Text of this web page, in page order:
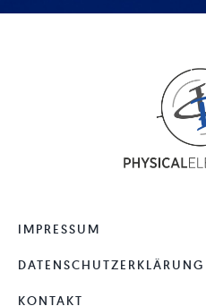
IMPRESSUM
DATENSCHUTZERKLÄRUNG
KONTAKT